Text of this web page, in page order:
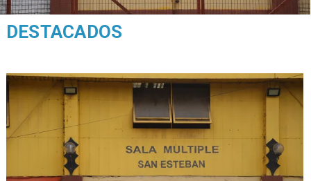
DESTACADOS